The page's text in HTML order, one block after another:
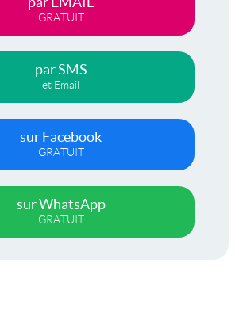
GRATUIT
par SMS
et Email
sur Facebook
GRATUIT
sur WhatsApp
GRATUIT